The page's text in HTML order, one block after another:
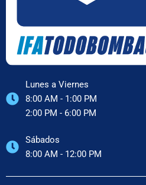
Lunes a Viernes
8:00 AM - 1:00 PM
2:00 PM - 6:00 PM
Sábados
8:00 AM - 12:00 PM